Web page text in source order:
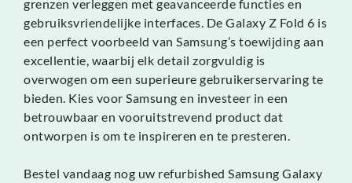
grenzen verleggen met geavanceerde functies en
gebruiksvriendelijke interfaces. De Galaxy Z Fold 6 is
een perfect voorbeeld van Samsung’s toewijding aan
excellentie, waarbij elk detail zorgvuldig is
overwogen om een superieure gebruikerservaring te
bieden. Kies voor Samsung en investeer in een
betrouwbaar en vooruitstrevend product dat
ontworpen is om te inspireren en te presteren.
Bestel vandaag nog uw refurbished Samsung Galaxy